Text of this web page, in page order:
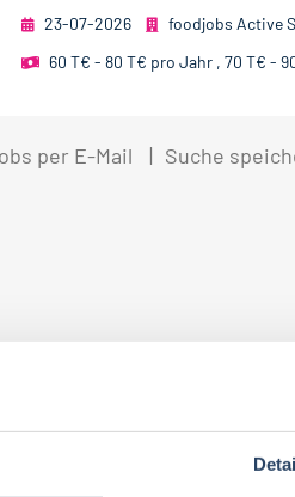
23-07-2026 foodjobs Active
60 T€ - 80 T€ pro Jahr , 70 T€ -
per E-Mail Suche